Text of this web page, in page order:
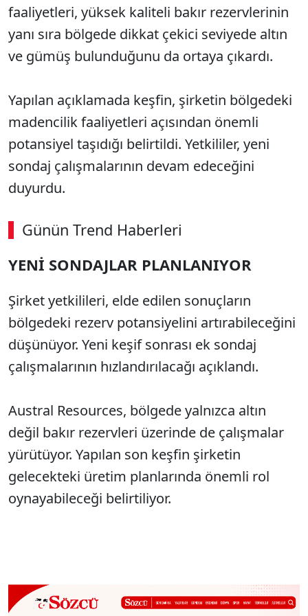
faaliyetleri, yüksek kaliteli bakır rezervlerinin
yanı sıra bölgede dikkat çekici seviyede altın
ve gümüş bulunduğunu da ortaya çıkardı.
Yapılan açıklamada keşfin, şirketin bölgedeki
madencilik faaliyetleri açısından önemli
potansiyel taşıdığı belirtildi. Yetkililer, yeni
sondaj çalışmalarının devam edeceğini
duyurdu.
Günün Trend Haberleri
00:02 / 09:15
YENİ SONDAJLAR PLANLANIYOR
Şirket yetkilileri, elde edilen sonuçların
bölgedeki rezerv potansiyelini artırabileceğini
düşünüyor. Yeni keşif sonrası ek sondaj
çalışmalarının hızlandırılacağı açıklandı.
Austral Resources, bölgede yalnızca altın
değil bakır rezervleri üzerinde de çalışmalar
yürütüyor. Yapılan son keşfin şirketin
gelecekteki üretim planlarında önemli rol
oynayabileceği belirtiliyor.